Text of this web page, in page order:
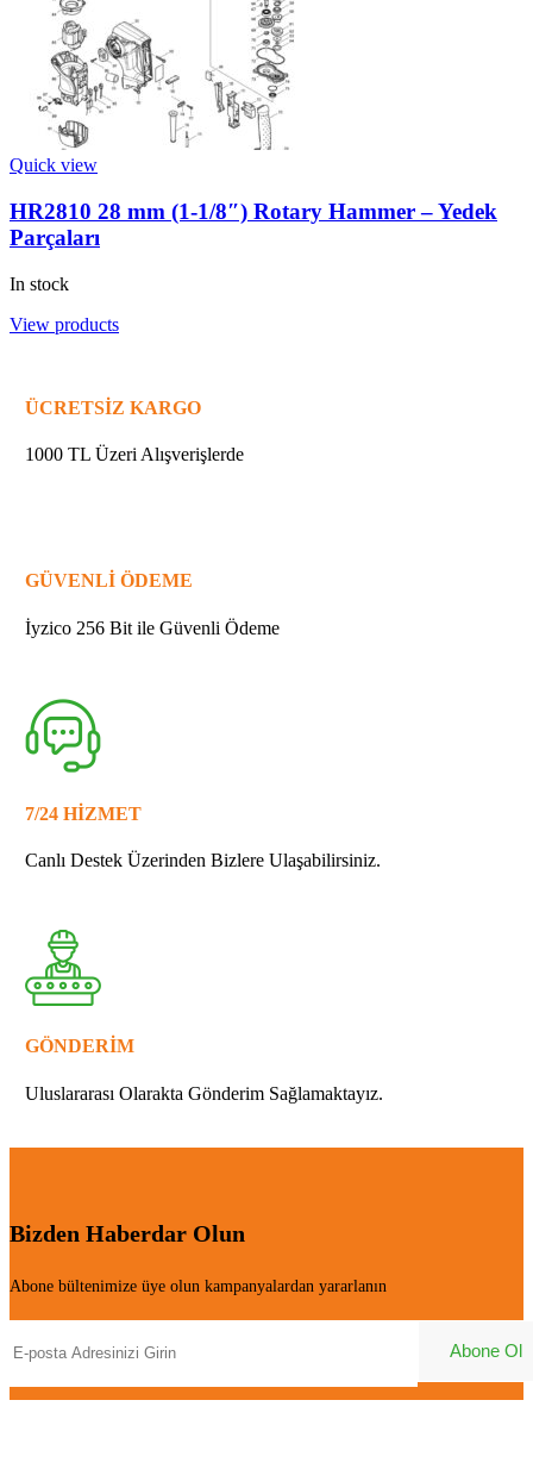
Quick view
HR2810 28 mm (1-1/8″) Rotary Hammer – Yedek
Parçaları
In stock
View products
ÜCRETSİZ KARGO
1000 TL Üzeri Alışverişlerde
GÜVENLİ ÖDEME
İyzico 256 Bit ile Güvenli Ödeme
7/24 HİZMET
Canlı Destek Üzerinden Bizlere Ulaşabilirsiniz.
GÖNDERİM
Uluslararası Olarakta Gönderim Sağlamaktayız.
Bizden Haberdar Olun
Abone bültenimize üye olun kampanyalardan yararlanın